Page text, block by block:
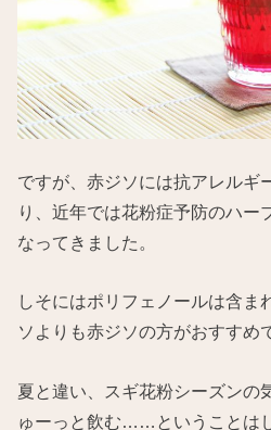
ですが、赤ジソには抗アレルギ
り、近年では花粉症予防のハー
なってきました。
しそにはポリフェノールは含ま
ソよりも赤ジソの方がおすすめ
夏と違い、スギ花粉シーズンの
ゅーっと飲む……ということは